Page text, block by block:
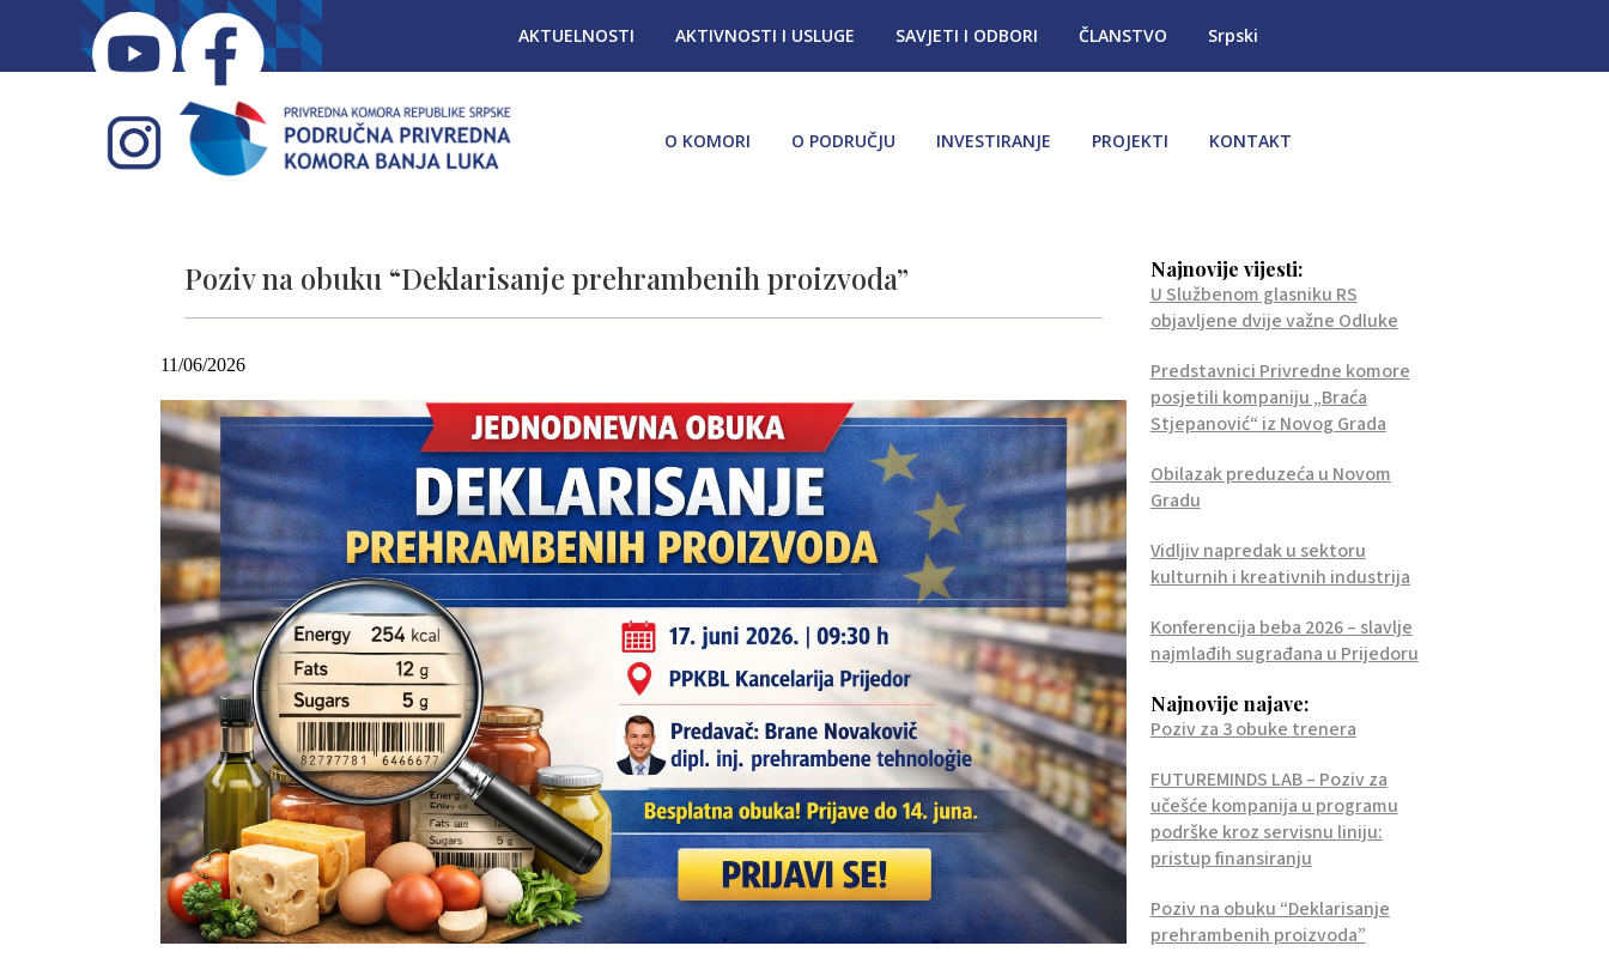
AKTUELNOSTI AKTIVNOSTI I USLUGE SAVJETI I ODBORI ČLANSTVO Srpski
O KOMORI O PODRUČJU INVESTIRANJE PROJEKTI KONTAKT
Poziv na obuku “Deklarisanje prehrambenih proizvoda”
11/06/2026
Najnovije vijesti:
U Službenom glasniku RS
objavljene dvije važne Odluke
Predstavnici Privredne komore
posjetili kompaniju „Braća
Stjepanović“ iz Novog Grada
Obilazak preduzeća u Novom
Gradu
Vidljiv napredak u sektoru
kulturnih i kreativnih industrija
Konferencija beba 2026 – slavlje
najmlađih sugrađana u Prijedoru
Najnovije najave:
Poziv za 3 obuke trenera
FUTUREMINDS LAB – Poziv za
učešće kompanija u programu
podrške kroz servisnu liniju:
pristup finansiranju
Poziv na obuku “Deklarisanje
prehrambenih proizvoda”